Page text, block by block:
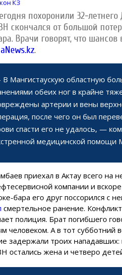
КЗ
похоронили 32-
скончался от большой
Врачи говорят, что
IaNews.kz.
Мангистаускую областную
обеих ног в крайне
артерии и вены
после чего он был
спасти его не удалось, —
медицинской помощи
приехал в Актау всего на
компании и
бара его друг поссорился с
смертельное ранение.
полиция. Брат погибшего
человеком. А в тот
задержали троих
остались жена и четверо